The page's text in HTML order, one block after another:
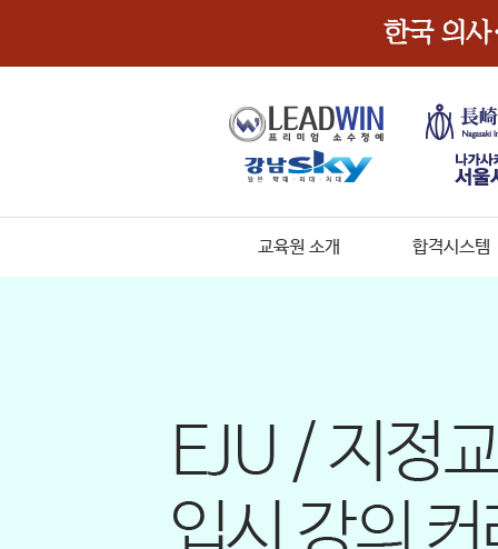
교육원 소개 합격시스템